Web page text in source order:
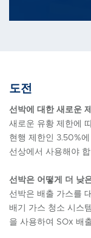
도전
선박에 대한 새로운
새로운 유황 제한에
현행 제한인 3.50%
선상에서 사용해야
선박은 어떻게 더 낮
선박은 배출 가스를
배기 가스 청소 시스
을 사용하여 SOx 배